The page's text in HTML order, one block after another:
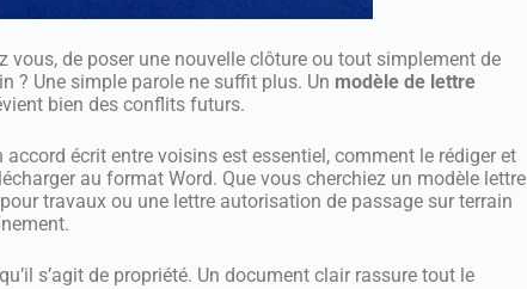
vous, de poser une nouvelle clôture ou tout simplement de
? Une simple parole ne suffit plus. Un modèle de lettre
bien des conflits futurs.
écrit entre voisins est essentiel, comment le rédiger et
au format Word. Que vous cherchiez un modèle lettre
travaux ou une lettre autorisation de passage sur terrain
s’agit de propriété. Un document clair rassure tout le